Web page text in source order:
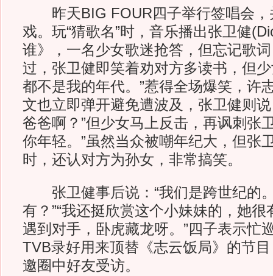
昨天BIG FOUR四子举行签唱会，
戏。玩“猜歌名”时，音乐播出张卫健
谁》，一名少女歌迷抢答，但忘记歌词
过，张卫健即笑着劝对方多读书，但
都不是我的年代。”惹得全场爆笑，许
文也立即弹开避免遭波及，张卫健则
爸爸啊？”但少女马上反击，再讽刺张
你年轻。”虽然当众被嘲年纪大，但张
时，还认对方为孙女，非常搞笑。
张卫健事后说：“我们是跨世纪的。
有？”“我还挺欣赏这个小妹妹的，她
遇到对手，卧虎藏龙呀。”四子表示忙
TVB录好用来顶替《志云饭局》的节
邀圈中好友受访。